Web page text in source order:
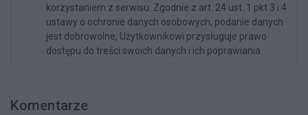
korzystaniem z serwisu. Zgodnie z art. 24 ust. 1 pkt 3 i 4
ustawy o ochronie danych osobowych, podanie danych
jest dobrowolne, Użytkownikowi przysługuje prawo
dostępu do treści swoich danych i ich poprawiania.
Komentarze